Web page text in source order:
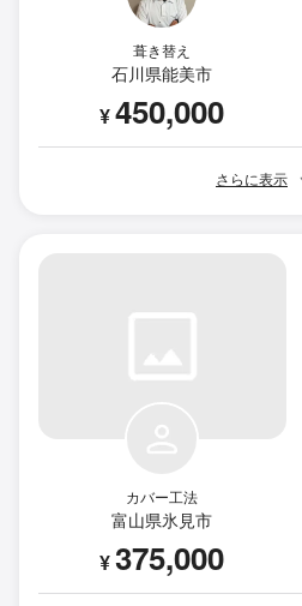
葺き替え
石川県能美市
¥450,000
さらに表示
カバー工法
富山県氷見市
¥375,000